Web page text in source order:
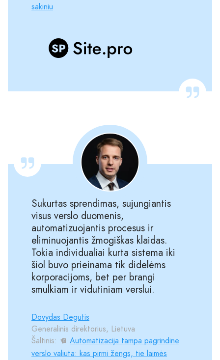
sakiniu
Sukurtas sprendimas, sujungiantis
visus verslo duomenis,
automatizuojantis procesus ir
eliminuojantis žmogiškas klaidas.
Tokia individualiai kurta sistema iki
šiol buvo prieinama tik didelėms
korporacijoms, bet per brangi
smulkiam ir vidutiniam verslui.
Dovydas Degutis
Generalinis direktorius, Lietuva
Šaltinis:
Automatizacija tampa pagrindine
verslo valiuta: kas pirmi žengs, tie laimės